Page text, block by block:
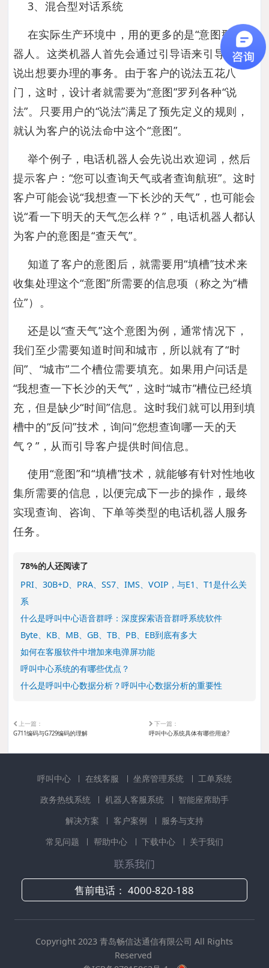
3、混合型对话系统
在实际生产环境中，用的更多的是“意图型”机
器人。这类机器人首先会通过引导语来引导客户
说出想要办理的事务。由于客户的说法五花八
门，这时，设计者就需要为“意图”罗列各种“说
法”。只要用户的“说法”满足了预先定义的规则，
就认为客户的说法命中这个“意图”。
举个例子，电话机器人会先说出欢迎词，然后
提示客户：“您可以查询天气或者查询航班”。这时
客户可能会说“我想查一下长沙的天气”，也可能会
说“看一下明天的天气怎么样？”，电话机器人都认
为客户的意图是“查天气”。
知道了客户的意图后，就需要用“填槽”技术来
收集处理这个“意图”所需要的信息项（称之为“槽
位”）。
还是以“查天气”这个意图为例，通常情况下，
我们至少需要知道时间和城市，所以就有了“时
间”、“城市”二个槽位需要填充。如果用户问话是
“我想查一下长沙的天气”，这时“城市”槽位已经填
充，但是缺少“时间”信息。这时我们就可以用到填
槽中的“反问”技术，询问“您想查询哪一天的天
气？”，从而引导客户提供时间信息。
使用“意图”和“填槽”技术，就能够有针对性地收
集所需要的信息，以便完成下一步的操作，最终
实现查询、咨询、下单等类型的电话机器人服务
任务。
78%的人还阅读了
PRI、30B+D、PRA、SS7、IMS、VOIP，与E1、T1是什么关
系
什么是呼叫中心语音群呼：深度探索语音群呼系统软件
Byte、KB、MB、GB、TB、PB、EB到底有多大
如何在客服软件中增加来电弹屏功能
呼叫中心系统的有哪些优点？
什么是呼叫中心数据分析？呼叫中心数据分析的重要性
上一篇：
G711编码与G729编码的理解
下一篇：
呼叫中心系统具体有哪些用途?
呼叫中心 在线客服 坐席管理系统
工单系统
政务热线系统
机器人客服系统
智能座席助手
解决方案
客户案例
服务与支持
常见问题
帮助中心 下载中心 关于我们
联系我们
售前电话：4000-820-188
Copyright 2023 青岛畅信达通信有限公司 All Rights
Reserved